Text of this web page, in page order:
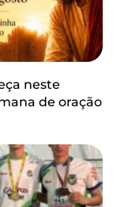
neste
de oração